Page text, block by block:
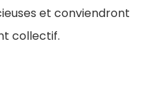
et conviendront
collectif.